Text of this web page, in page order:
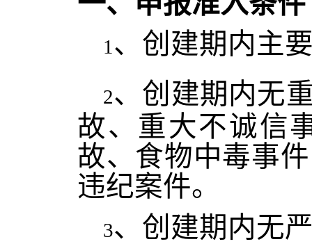
1 、创建期内主
2、创建期内无
故、重大不诚信
故、食物中毒事
违纪案件。
3、创建期内无